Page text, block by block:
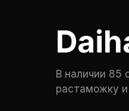
В наличии 85
растаможку и